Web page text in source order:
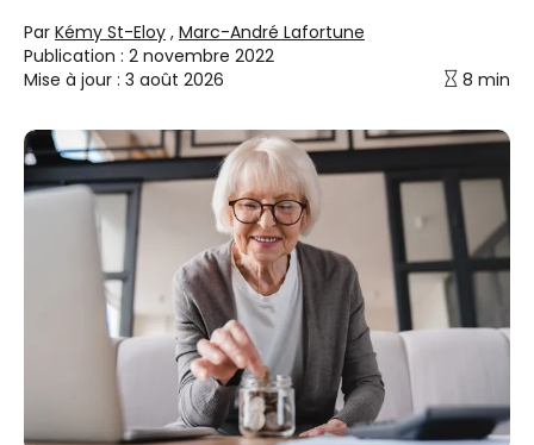
Par Kémy St-Eloy , Marc-André Lafortune
Publication : 2 novembre 2022
Mise à jour : 3 août 2026 8 min